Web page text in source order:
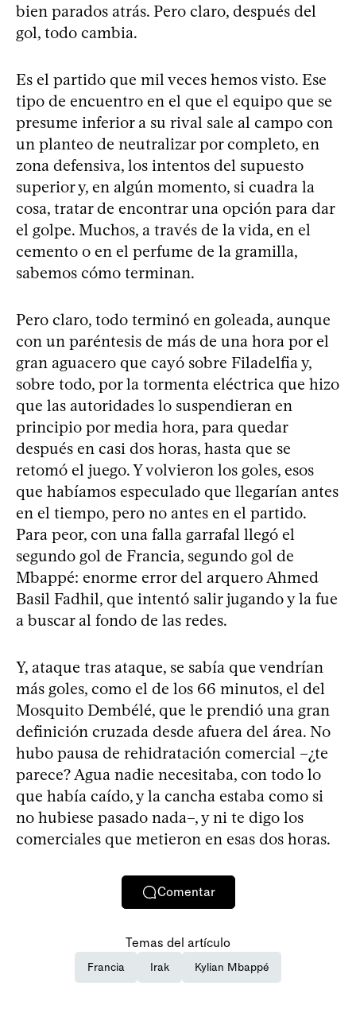
bien parados atrás. Pero claro, después del
gol, todo cambia.
Es el partido que mil veces hemos visto. Ese
tipo de encuentro en el que el equipo que se
presume inferior a su rival sale al campo con
un planteo de neutralizar por completo, en
zona defensiva, los intentos del supuesto
superior y, en algún momento, si cuadra la
cosa, tratar de encontrar una opción para dar
el golpe. Muchos, a través de la vida, en el
cemento o en el perfume de la gramilla,
sabemos cómo terminan.
Pero claro, todo terminó en goleada, aunque
con un paréntesis de más de una hora por el
gran aguacero que cayó sobre Filadelfia y,
sobre todo, por la tormenta eléctrica que hizo
que las autoridades lo suspendieran en
principio por media hora, para quedar
después en casi dos horas, hasta que se
retomó el juego. Y volvieron los goles, esos
que habíamos especulado que llegarían antes
en el tiempo, pero no antes en el partido.
Para peor, con una falla garrafal llegó el
segundo gol de Francia, segundo gol de
Mbappé: enorme error del arquero Ahmed
Basil Fadhil, que intentó salir jugando y la fue
a buscar al fondo de las redes.
Y, ataque tras ataque, se sabía que vendrían
más goles, como el de los 66 minutos, el del
Mosquito Dembélé, que le prendió una gran
definición cruzada desde afuera del área. No
hubo pausa de rehidratación comercial –¿te
parece? Agua nadie necesitaba, con todo lo
que había caído, y la cancha estaba como si
no hubiese pasado nada–, y ni te digo los
comerciales que metieron en esas dos horas.
Comentar
Temas del artículo
Francia Irak Kylian Mbappé